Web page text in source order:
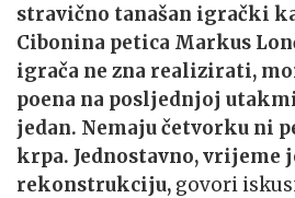
stravično tanašan igrački
Cibonina petica Markus
igrača ne zna realizirati,
poena na posljednjoj
jedan. Nemaju četvorku ni
krpa. Jednostavno, vrijeme
rekonstrukciju, govori